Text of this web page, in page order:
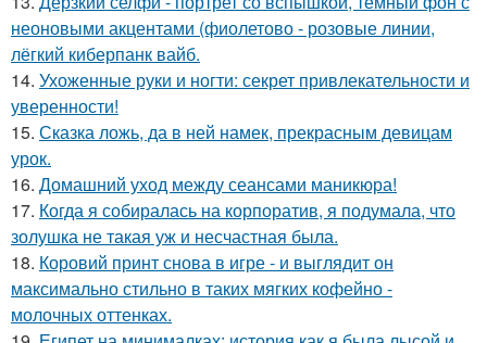
неоновыми акцентами (фиолетово - розовые линии,
лёгкий киберпанк вайб.
14. Ухоженные руки и ногти: секрет привлекательности и
уверенности!
15. Сказка ложь, да в ней намек, прекрасным девицам
урок.
16. Домашний уход между сеансами маникюра!
17. Когда я собиралась на корпоратив, я подумала, что
золушка не такая уж и несчастная была.
18. Коровий принт снова в игре - и выглядит он
максимально стильно в таких мягких кофейно -
молочных оттенках.